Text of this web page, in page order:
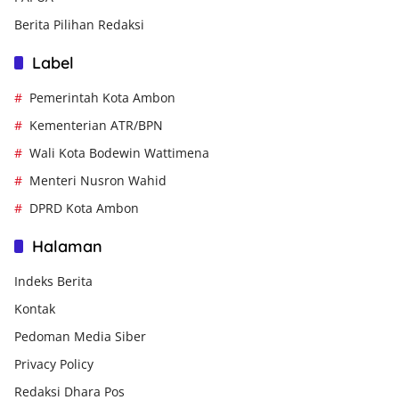
Berita Pilihan Redaksi
Label
Pemerintah Kota Ambon
Kementerian ATR/BPN
Wali Kota Bodewin Wattimena
Menteri Nusron Wahid
DPRD Kota Ambon
Halaman
Indeks Berita
Kontak
Pedoman Media Siber
Privacy Policy
Redaksi Dhara Pos